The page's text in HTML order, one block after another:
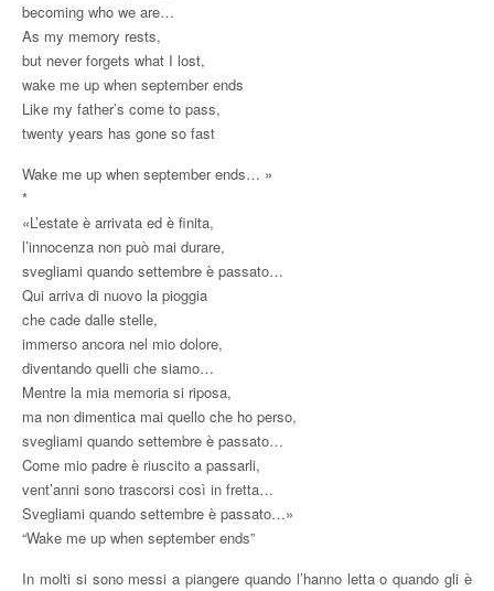
becoming who we are…
As my memory rests,
but never forgets what I lost,
wake me up when september ends
Like my father’s come to pass,
twenty years has gone so fast
Wake me up when september ends… »
*
«L’estate è arrivata ed è finita,
l’innocenza non può mai durare,
svegliami quando settembre è passato…
Qui arriva di nuovo la pioggia
che cade dalle stelle,
immerso ancora nel mio dolore,
diventando quelli che siamo…
Mentre la mia memoria si riposa,
ma non dimentica mai quello che ho perso,
svegliami quando settembre è passato…
Come mio padre è riuscito a passarli,
vent’anni sono trascorsi così in fretta…
Svegliami quando settembre è passato…»
“Wake me up when september ends”
In molti si sono messi a piangere quando l’hanno letta o quando gli è